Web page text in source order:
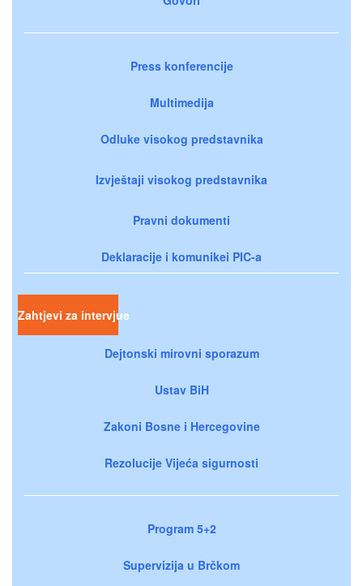
Press konferencije
Multimedija
Odluke visokog predstavnika
Izvještaji visokog predstavnika
Pravni dokumenti
Deklaracije i komunikei PIC-a
Zahtjevi za intervjue
Dejtonski mirovni sporazum
Ustav BiH
Zakoni Bosne i Hercegovine
Rezolucije Vijeća sigurnosti
Program 5+2
Supervizija u Brčkom